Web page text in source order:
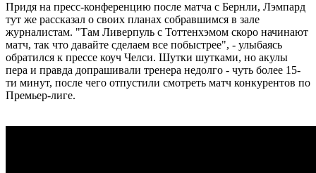
Придя на пресс-конференцию после матча с Бернли, Лэмпард
тут же рассказал о своих планах собравшимся в зале
журналистам. "Там Ливерпуль с Тоттенхэмом скоро начинают
матч, так что давайте сделаем все побыстрее", - улыбаясь
обратился к прессе коуч Челси. Шутки шутками, но акулы
пера и правда допрашивали тренера недолго - чуть более 15-
ти минут, после чего отпустили смотреть матч конкурентов по
Премьер-лиге.